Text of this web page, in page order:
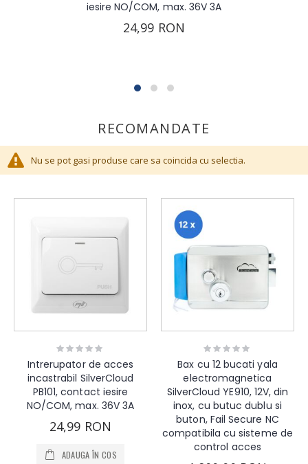
iesire NO/COM, max. 36V 3A
24,99 RON
RECOMANDATE
Nu se pot gasi produse care sa coincida cu selectia.
Rating:
0%
Intrerupator de acces
incastrabil SilverCloud
PB101, contact iesire
NO/COM, max. 36V 3A
24,99 RON
ADAUGA ÎN COS
Rating:
0%
Bax cu 12 bucati yala
electromagnetica
SilverCloud YE910, 12V, din
inox, cu butuc dublu si
buton, Fail Secure NC
compatibila cu sisteme de
control acces